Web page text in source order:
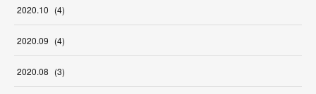
2020.10 (4)
2020.09 (4)
2020.08 (3)